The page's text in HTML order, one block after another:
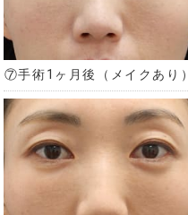
⑦手術1ヶ月後（メイクあり）